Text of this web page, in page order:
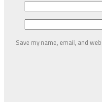
Save my name, email, and